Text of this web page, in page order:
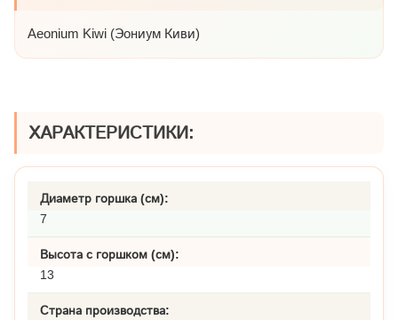
Aeonium Kiwi (Эониум Киви)
ХАРАКТЕРИСТИКИ:
Диаметр горшка (см):
7
Высота с горшком (см):
13
Страна производства: